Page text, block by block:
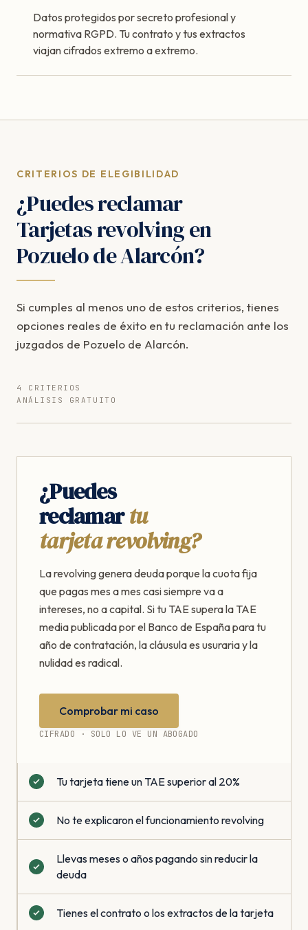
Datos protegidos por secreto profesional y
normativa RGPD. Tu contrato y tus extractos
viajan cifrados extremo a extremo.
CRITERIOS DE ELEGIBILIDAD
¿Puedes reclamar
Tarjetas revolving en
Pozuelo de Alarcón?
Si cumples al menos uno de estos criterios, tienes
opciones reales de éxito en tu reclamación ante los
juzgados de Pozuelo de Alarcón.
4 CRITERIOS
ANÁLISIS GRATUITO
¿Puedes
reclamartu
tarjeta revolving?
La revolving genera deuda porque la cuota fija
que pagas mes a mes casi siempre va a
intereses, no a capital. Si tu TAE supera la TAE
media publicada por el Banco de España para tu
año de contratación, la cláusula es usuraria y la
nulidad es radical.
Comprobar mi caso
CIFRADO · SOLO LO VE UN ABOGADO
Tu tarjeta tiene un TAE superior al 20%
No te explicaron el funcionamiento revolving
Llevas meses o años pagando sin reducir la
deuda
Tienes el contrato o los extractos de la tarjeta